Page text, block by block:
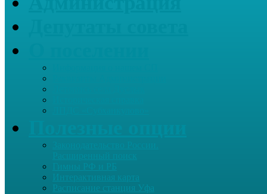
Интерактивная карта
Расписание станция Уфа